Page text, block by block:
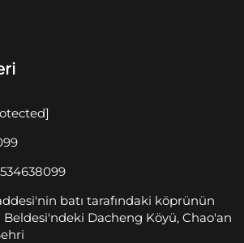
batı tarafındaki köprünün
Dacheng Köyü, Chao'an